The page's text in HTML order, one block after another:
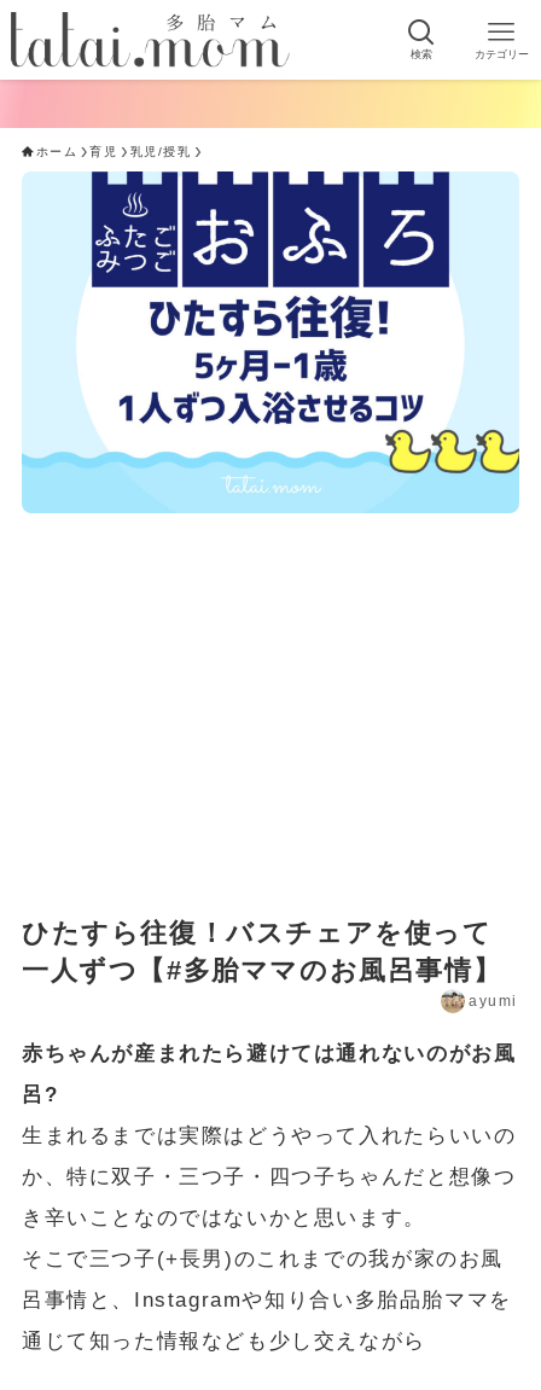
検索 カテゴリー
ホーム 育児 乳児/授乳
ひたすら往復！バスチェアを使って
一人ずつ【#多胎ママのお風呂事情】
ayumi
赤ちゃんが産まれたら避けては通れないのがお風
呂?
生まれるまでは実際はどうやって入れたらいいの
か、特に双子・三つ子・四つ子ちゃんだと想像つ
き辛いことなのではないかと思います。
そこで三つ子(+長男)のこれまでの我が家のお風
呂事情と、Instagramや知り合い多胎品胎ママを
通じて知った情報なども少し交えながら